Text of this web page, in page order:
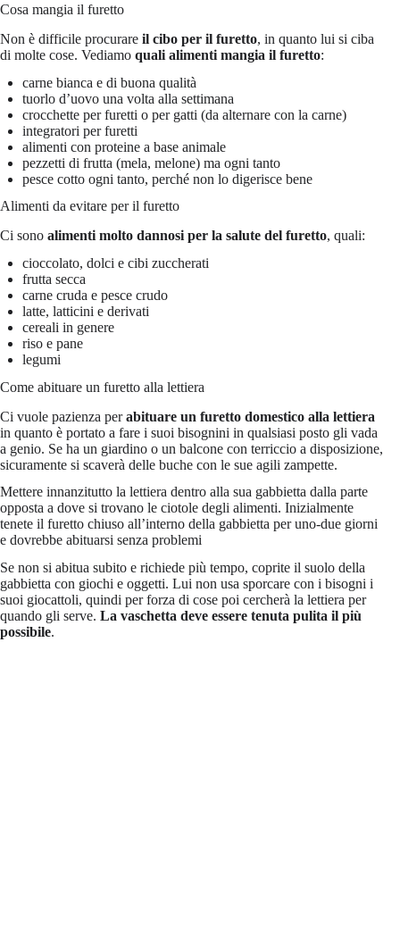
Cosa mangia il furetto
Non è difficile procurare il cibo per il furetto, in quanto lui si ciba
di molte cose. Vediamo quali alimenti mangia il furetto:
carne bianca e di buona qualità
tuorlo d’uovo una volta alla settimana
crocchette per furetti o per gatti (da alternare con la carne)
integratori per furetti
alimenti con proteine a base animale
pezzetti di frutta (mela, melone) ma ogni tanto
pesce cotto ogni tanto, perché non lo digerisce bene
Alimenti da evitare per il furetto
Ci sono alimenti molto dannosi per la salute del furetto, quali:
cioccolato, dolci e cibi zuccherati
frutta secca
carne cruda e pesce crudo
latte, latticini e derivati
cereali in genere
riso e pane
legumi
Come abituare un furetto alla lettiera
Ci vuole pazienza perabituare un furetto domestico alla lettiera
in quanto è portato a fare i suoi bisognini in qualsiasi posto gli vada
a genio. Se ha un giardino o un balcone con terriccio a disposizione,
sicuramente si scaverà delle buche con le sue agili zampette.
Mettere innanzitutto la lettiera dentro alla sua gabbietta dalla parte
opposta a dove si trovano le ciotole degli alimenti. Inizialmente
tenete il furetto chiuso all’interno della gabbietta per uno-due giorni
e dovrebbe abituarsi senza problemi
Se non si abitua subito e richiede più tempo, coprite il suolo della
gabbietta con giochi e oggetti. Lui non usa sporcare con i bisogni i
suoi giocattoli, quindi per forza di cose poi cercherà la lettiera per
quando gli serve. La vaschetta deve essere tenuta pulita il più
possibile.